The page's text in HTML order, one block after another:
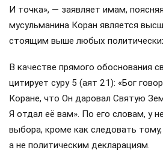
И точка», — заявляет имам,
мусульманина Коран является
стоящим выше любых
В качестве прямого обоснования
цитирует суру 5 (аят 21): «Бог
Коране, что Он даровал Святую
Я отдал её вам». По его словам, у
выбора, кроме как следовать
а не политическим декларациям.